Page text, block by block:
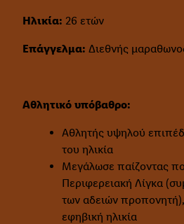
Ηλικία: 26 ετών
Επάγγελμα: Διεθνής
Αθλητικό υπόβαθρο:
Αθλητής υψηλού
του ηλικία
Μεγάλωσε παίζοντας
Περιφερειακή Λίγκα
των αδειών
εφηβική ηλικία